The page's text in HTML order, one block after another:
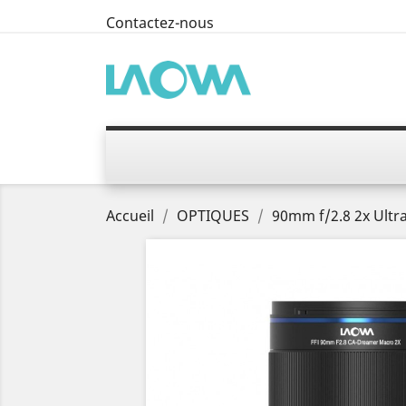
Contactez-nous
Accueil OPTIQUES 90mm f/2.8 2x